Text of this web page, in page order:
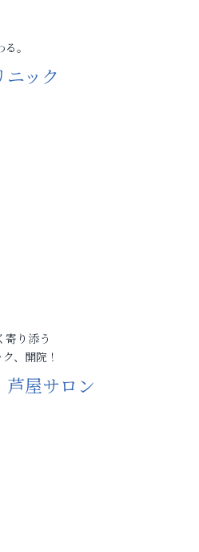
。
ック
寄り添う
、開院！
屋サロン